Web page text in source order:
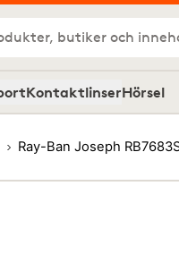
butiker och
KontaktlinserHörsel
Ray-Ban Joseph